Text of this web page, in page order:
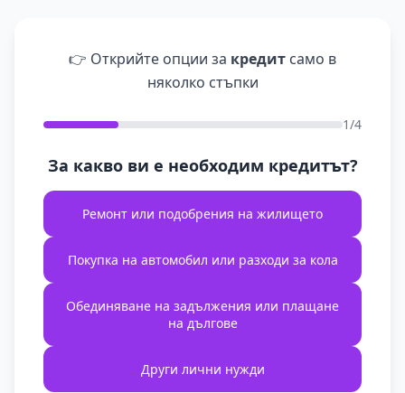
👉 Открийте опции за кредит само в
няколко стъпки
1/4
За какво ви е необходим кредитът?
Ремонт или подобрения на жилището
Покупка на автомобил или разходи за кола
Обединяване на задължения или плащане
на дългове
Други лични нужди